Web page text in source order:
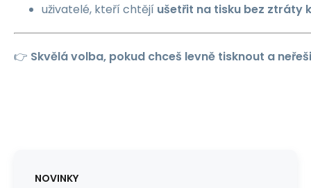
uživatelé, kteří chtějí ušetřit na tisku bez ztráty
👉 Skvělá volba, pokud chceš levně tisknout a
NOVINKY